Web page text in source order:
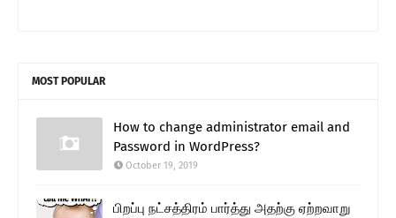
MOST POPULAR
How to change administrator email and
Password in WordPress?
October 19, 2019
பிறப்பு நட்சத்திரம் பார்த்து அதற்கு ஏற்றவாறு